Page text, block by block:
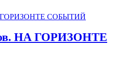
НА ГОРИЗОНТЕ